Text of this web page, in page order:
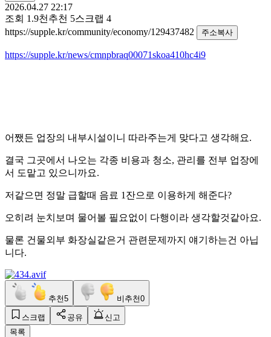
2026.04.27 22:17
조회 1.9천 추천 5스크랩 4
https://supple.kr/community/economy/129437482
주소복사
https://supple.kr/news/cmnpbraq00071skoa410hc4i9
어쨌든 업장의 내부시설이니 따라주는게 맞다고 생각해요.
결국 그곳에서 나오는 각종 비용과 청소, 관리를 전부 업장에
서 도맡고 있으니까요.
저같으면 정말 급할때 음료 1잔으로 이용하게 해준다?
오히려 눈치보며 물어볼 필요없이 다행이라 생각할것같아요.
물론 건물외부 화장실같은거 관련문제까지 얘기하는건 아닙
니다.
추천5 비추천0
스크랩 공유
신고
목록